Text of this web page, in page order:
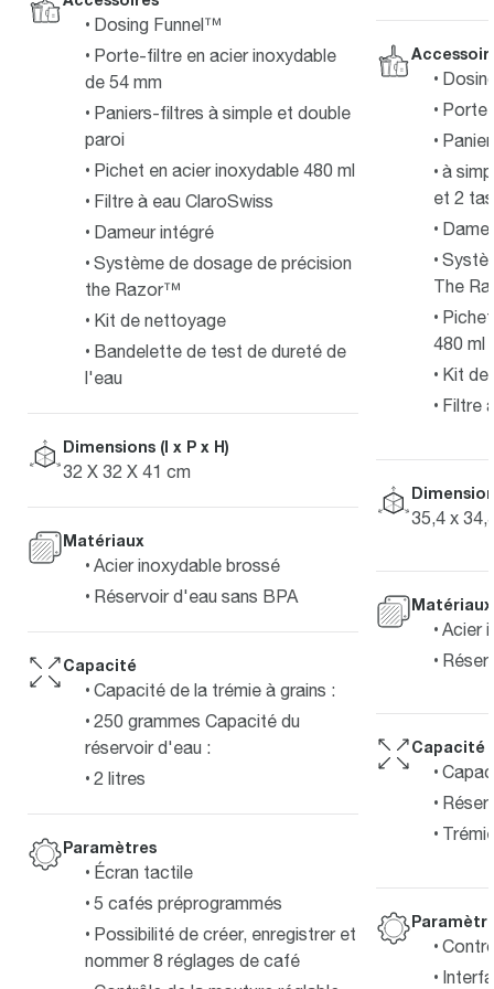
Dosing Funnel™
Porte-filtre en acier inoxydable
de 54 mm
Paniers-filtres à simple et double
paroi
Pichet en acier inoxydable 480 ml
Filtre à eau ClaroSwiss
Dameur intégré
Système de dosage de précision
the Razor™
Kit de nettoyage
Bandelette de test de dureté de
l'eau
Dimensions (l x P x H)
32 X 32 X 41 cm
Matériaux
Acier inoxydable brossé
Réservoir d'eau sans BPA
Capacité
Capacité de la trémie à grains :
250 grammes Capacité du
réservoir d'eau :
2 litres
Paramètres
Écran tactile
5 cafés préprogrammés
Possibilité de créer, enregistrer et
nommer 8 réglages de café
à
et 2
The
480 ml
Kit de
Filtre
35,4 x
Matériaux
Acier
Capacité